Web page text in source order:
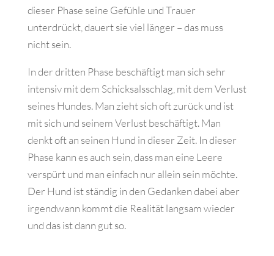
dieser Phase seine Gefühle und Trauer
unterdrückt, dauert sie viel länger – das muss
nicht sein.
In der dritten Phase beschäftigt man sich sehr
intensiv mit dem Schicksalsschlag, mit dem Verlust
seines Hundes. Man zieht sich oft zurück und ist
mit sich und seinem Verlust beschäftigt. Man
denkt oft an seinen Hund in dieser Zeit. In dieser
Phase kann es auch sein, dass man eine Leere
verspürt und man einfach nur allein sein möchte.
Der Hund ist ständig in den Gedanken dabei aber
irgendwann kommt die Realität langsam wieder
und das ist dann gut so.